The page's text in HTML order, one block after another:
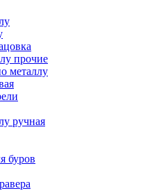
прочие
металлу
ручная
буров